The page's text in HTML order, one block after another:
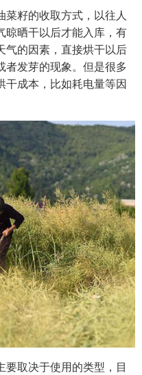
籽的收取方式，以往人
晾晒干以后才能入库，有
气的因素，直接烘干以后
者发芽的现象。但是很多
干成本，比如耗电量等因
取决于使用的类型，目